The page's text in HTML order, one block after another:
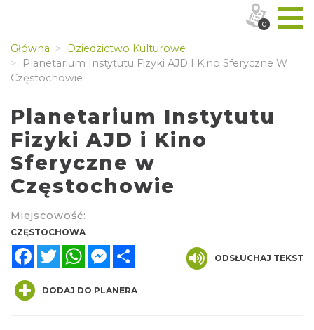
Główna
Dziedzictwo Kulturowe
Planetarium Instytutu Fizyki AJD I Kino Sferyczne W
Częstochowie
Planetarium Instytutu
Fizyki AJD i Kino
Sferyczne w
Częstochowie
Miejscowość:
CZĘSTOCHOWA
FacebookTwitterWhatsAppMessenger
ODSŁUCHAJ TEKST
DODAJ DO PLANERA
0